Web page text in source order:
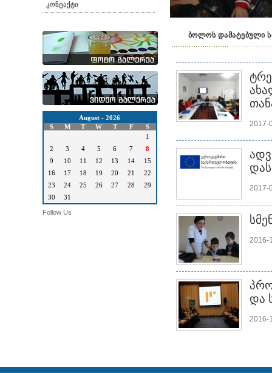
კონტაქტი
August - 2026
S
M T W T F
S
1
2
3 4 5 6 7
8
9
10 11 12 13 14
15
16
17 18 19 20 21
22
23
24 25 26 27 28
29
30
31
Follow Us
ბოლოს დამატებული
2017-
2017-
2016-
და
2016-